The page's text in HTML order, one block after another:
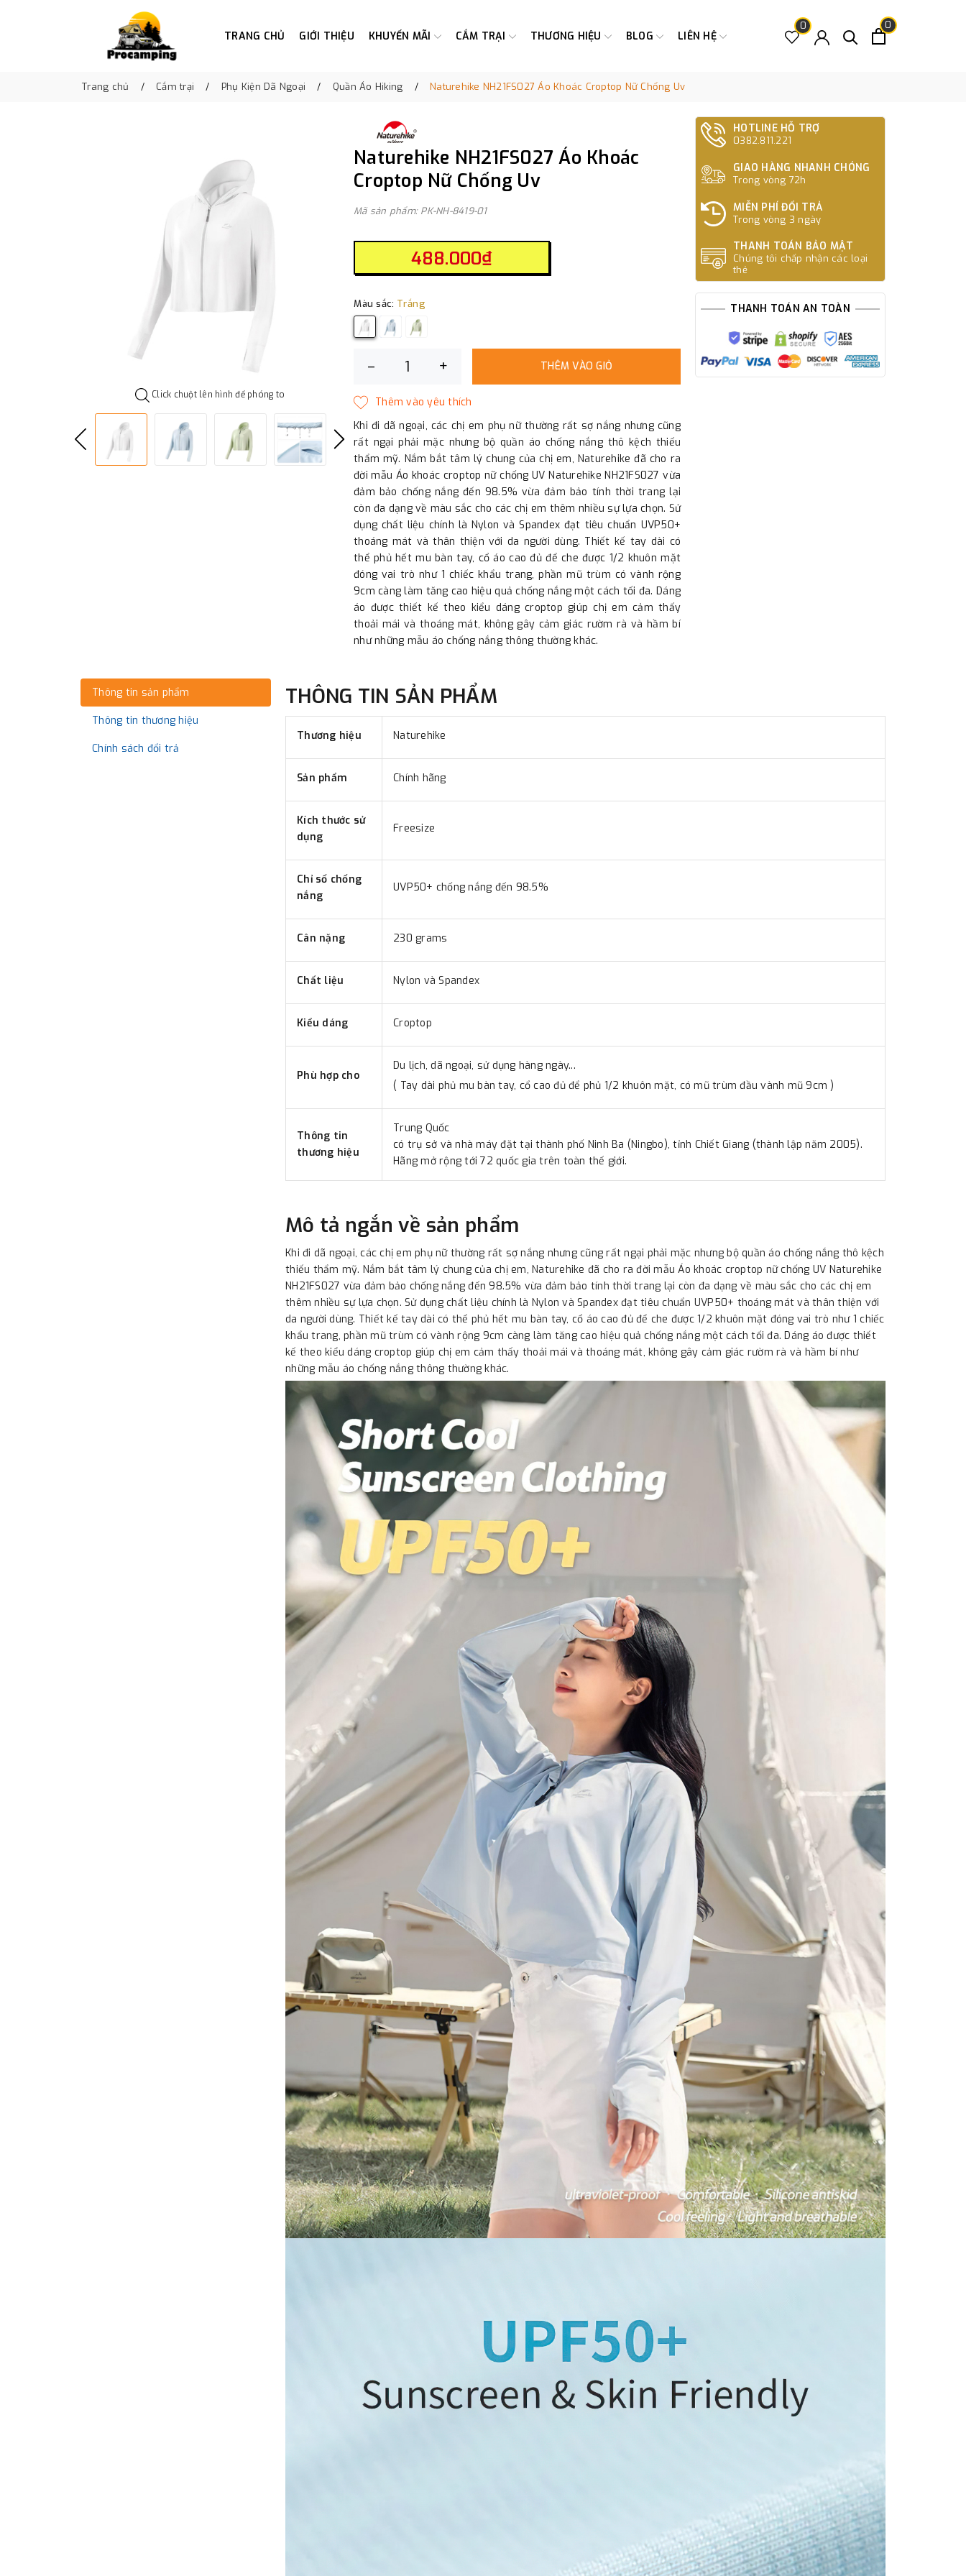
TRANG CHỦ GIỚI THIỆU KHUYẾN MÃI CẮM TRẠI THƯƠNG HIỆU BLOG LIÊN HỆ
0 0
Trang chủ Cắm trại Phụ Kiện Dã Ngoại Quần Áo Hiking Naturehike NH21FS027 Áo Khoác Croptop Nữ Chống Uv
Click chuột lên hình để phóng to
Naturehike NH21FS027 Áo Khoác
Croptop Nữ Chống Uv
Mã sản phẩm: PK-NH-8419-01
488.000₫
Màu sắc: Trắng
– + THÊM VÀO GIỎ
Khi đi dã ngoại, các chị em phụ nữ thường rất sợ nắng nhưng cũng
rất ngại phải mặc nhưng bộ quần áo chống nắng thô kệch thiếu
thẩm mỹ. Nắm bắt tâm lý chung của chị em, Naturehike đã cho ra
đời mẫu Áo khoác croptop nữ chống UV Naturehike NH21FS027 vừa
đảm bảo chống nắng đến 98.5% vừa đảm bảo tính thời trang lại
còn đa dạng về màu sắc cho các chị em thêm nhiều sự lựa chọn. Sử
dụng chất liệu chính là Nylon và Spandex đạt tiêu chuẩn UVP50+
thoáng mát và thân thiện với da người dùng. Thiết kế tay dài có
thể phủ hết mu bàn tay, cổ áo cao đủ để che được 1/2 khuôn mặt
đóng vai trò như 1 chiếc khẩu trang, phần mũ trùm có vành rộng
9cm càng làm tăng cao hiệu quả chống nắng một cách tối đa. Dáng
áo được thiết kế theo kiểu dáng croptop giúp chị em cảm thấy
thoải mái và thoáng mát, không gây cảm giác rườm rà và hầm bí
như những mẫu áo chống nắng thông thường khác.
HOTLINE HỖ TRỢ
0382.811.221
GIAO HÀNG NHANH CHÓNG
Trong vòng 72h
MIỄN PHÍ ĐỔI TRẢ
Trong vòng 3 ngày
THANH TOÁN BẢO MẬT
Chúng tôi chấp nhận các loại
thẻ
THANH TOÁN AN TOÀN
Thông tin sản phẩm
Thông tin thương hiệu
Chính sách đổi trả
THÔNG TIN SẢN PHẨM
Thương hiệu Naturehike
Sản phẩm Chính hãng
Kích thước sử
dụng
Freesize
Chỉ số chống
nắng
UVP50+ chống nắng đến 98.5%
Cân nặng 230 grams
Chất liệu Nylon và Spandex
Kiểu dáng Croptop
Phù hợp cho
Du lịch, dã ngoại, sử dụng hàng ngày...
( Tay dài phủ mu bàn tay, cổ cao đủ để phủ 1/2 khuôn mặt, có mũ trùm đầu vành mũ 9cm )
Thông tin
thương hiệu
Trung Quốc
có trụ sở và nhà máy đặt tại thành phố Ninh Ba (Ningbo), tỉnh Chiết Giang (thành lập năm 2005).
Hãng mở rộng tới 72 quốc gia trên toàn thế giới.
Mô tả ngắn về sản phẩm
Khi đi dã ngoại, các chị em phụ nữ thường rất sợ nắng nhưng cũng rất ngại phải mặc nhưng bộ quần áo chống nắng thô kệch
thiếu thẩm mỹ. Nắm bắt tâm lý chung của chị em, Naturehike đã cho ra đời mẫu Áo khoác croptop nữ chống UV Naturehike
NH21FS027 vừa đảm bảo chống nắng đến 98.5% vừa đảm bảo tính thời trang lại còn đa dạng về màu sắc cho các chị em
thêm nhiều sự lựa chọn. Sử dụng chất liệu chính là Nylon và Spandex đạt tiêu chuẩn UVP50+ thoáng mát và thân thiện với
da người dùng. Thiết kế tay dài có thể phủ hết mu bàn tay, cổ áo cao đủ để che được 1/2 khuôn mặt đóng vai trò như 1 chiếc
khẩu trang, phần mũ trùm có vành rộng 9cm càng làm tăng cao hiệu quả chống nắng một cách tối đa. Dáng áo được thiết
kế theo kiểu dáng croptop giúp chị em cảm thấy thoải mái và thoáng mát, không gây cảm giác rườm rà và hầm bí như
những mẫu áo chống nắng thông thường khác.